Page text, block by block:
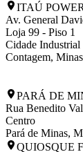
ITAÚ
Av. General
Loja 99 - Piso 1
Cidade Industrial
Contagem,
PARÁ DE
Rua Benedito
Centro
Pará de Minas,
QUIOSQUE